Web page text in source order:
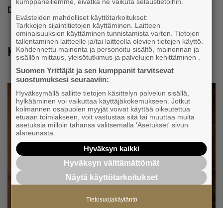
Dela
Katso myös
Evästeiden mahdolliset käyttötarkoitukset:
Tarkkojen sijaintitietojen käyttäminen. Laitteen
ominaisuuksien käyttäminen tunnistamista varten. Tietojen
tallentaminen laitteelle ja/tai laitteella olevien tietojen käyttö.
Kohdennettu mainonta ja personoitu sisältö, mainonnan ja
sisällön mittaus, yleisötutkimus ja palvelujen kehittäminen .
Suomen Yrittäjät ja sen kumppanit tarvitsevat
suostumuksesi seuraaviin:
Hyväksymällä sallitte tietojen käsittelyn palvelun sisällä,
hylkääminen voi vaikuttaa käyttäjäkokemukseen. Jotkut
kolmannen osapuolen myyjät voivat käyttää oikeutettua
etuaan toimiakseen, voit vastustaa sitä tai muuttaa muita
asetuksia milloin tahansa valitsemalla 'Asetukset' sivun
alareunasta.
Hyväksyn kaikki
Hyväksyn välttämättömät
Näytä käyttötarkoitukset
Tietosuojakäytäntö